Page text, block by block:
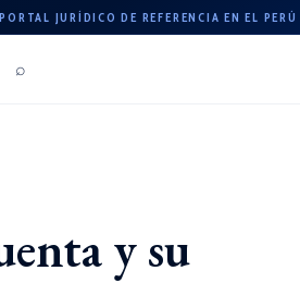
PORTAL JURÍDICO DE REFERENCIA EN EL PERÚ
⌕
y su